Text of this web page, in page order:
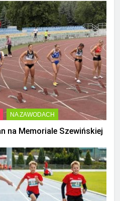
NA ZAWODACH
Udany występ Radomian na Memoriale Szewińskiej